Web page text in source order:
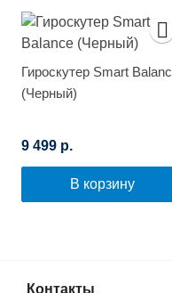
Гироскутер Smart
(Черный)
9 499 р.
В корзину
Контакты